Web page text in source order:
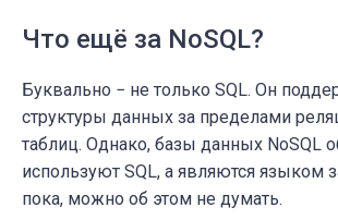
Что ещё за NoSQL?
Буквально − не только SQL. Он
структуры данных за пределами
таблиц. Однако, базы данных NoSQL
используют SQL, а являются языком
пока, можно об этом не думать.